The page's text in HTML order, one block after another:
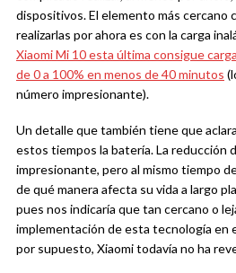
dispositivos. El elemento más cercano
realizarlas por ahora es con la carga
Xiaomi Mi 10 esta última consigue
de 0 a 100% en menos de 40 minutos
número impresionante).
Un detalle que también tiene que
estos tiempos la batería. La reducción
impresionante, pero al mismo tiempo
de qué manera afecta su vida a largo
pues nos indicaría que tan cercano o
implementación de esta tecnología en
por supuesto, Xiaomi todavía no ha